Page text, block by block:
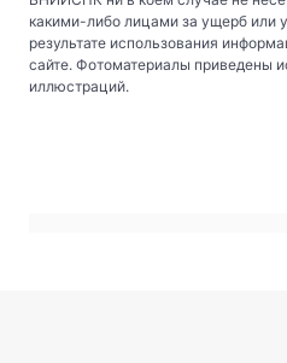
какими-либо лицами за ущерб или
результате использования
сайте. Фотоматериалы приведены
иллюстраций.